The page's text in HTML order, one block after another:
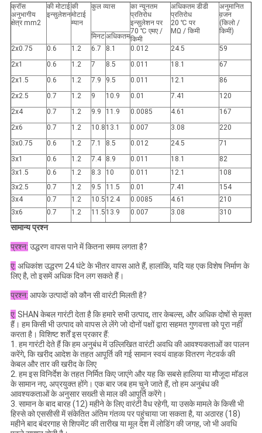
क्रॉस
अनुभागीय
क्षेत्र mm2
की मोटाई
इन्सुलेशन
की
मोटाई
म्यान
कुल व्यास
का न्यूनतम
प्रतिरोध
इन्सुलेशन पर
70 ℃ एमए /
किमी
अधिकतम डीडी
प्रतिरोध
20 ℃ पर
MΩ / किमी
अनुमानित
व़जन
(किलो /
किमी)
मिनटअधिकतम
2x0.75
0.6 1.2 6.7 8.1 0.012 24.5
59
2x1
0.6 1.2 7 8.5 0.011 18.1
67
2x1.5
0.6 1.2 7.9 9.5 0.011 12.1
86
2x2.5
0.7 1.2 9 10.9 0.01 7.41
120
2x4
0.7 1.2 9.9 11.9 0.0085 4.61
167
2x6
0.7 1.2 10.8 13.1 0.007 3.08
220
3x0.75
0.6 1.2 7.1 8.5 0.012 24.5
71
3x1
0.6 1.2 7.4 8.9 0.011 18.1
82
3x1.5
0.6 1.2 8.3 10 0.011 12.1
108
3x2.5
0.7 1.2 9.5 11.5 0.01 7.41
154
3x4
0.7 1.2 10.5 12.4 0.0085 4.61
210
3x6
0.7 1.2 11.5 13.9 0.007 3.08 310
सामान्य प्रश्न
प्रश्न: उद्धरण वापस पाने में कितना समय लगता है?
ए: अधिकांश उद्धरण 24 घंटे के भीतर वापस आते हैं, हालांकि, यदि यह एक विशेष निर्माण के
लिए है, तो इसमें अधिक दिन लग सकते हैं।
प्रश्न: आपके उत्पादों को कौन सी वारंटी मिलती है?
ए: SHAN केबल गारंटी देता है कि हमारे सभी उत्पाद, तार केबल्स, और अधिक दोषों से मुक्त
हैं। हम किसी भी उत्पाद को वापस ले लेंगे जो दोनों पक्षों द्वारा सहमत गुणवत्ता को पूरा नहीं
करता है। विशिष्ट शर्तें इस प्रकार हैं:
1. हम गारंटी देते हैं कि हम अनुबंध में उल्लिखित वारंटी अवधि की आवश्यकताओं का पालन
करेंगे, कि खरीद आदेश के तहत आपूर्ति की गई सामान स्वयं वाहक वितरण नेटवर्क की
केबल और तार की खरीद के लिए
2. हम इस विनिर्देश के तहत निर्मित किए जाएंगे और यह कि सबसे हालिया या मौजूदा मॉडल
के सामान नए, अप्रयुक्त होंगे। एक बार जब हम चुने जाते हैं, तो हम अनुबंध की
आवश्यकताओं के अनुसार सख्ती से माल की आपूर्ति करेंगे।
3. सामान के बाद बारह (12) महीने के लिए वारंटी वैध रहेगी, या उसके मामले के किसी भी
हिस्से को एससीसी में संकेतित अंतिम गंतव्य पर पहुंचाया जा सकता है, या अठारह (18)
महीने बाद बंदरगाह से शिपमेंट की तारीख या मूल देश में लोडिंग की जगह, जो भी अवधि